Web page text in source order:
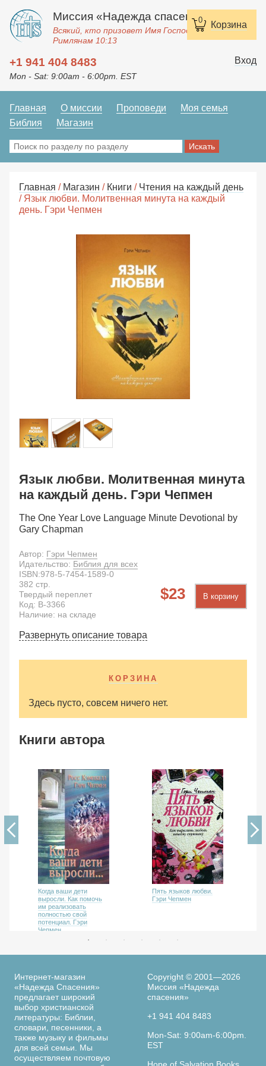
0 Корзина
Миссия «Надежда спасения»
Всякий, кто призовет Имя Господне, спасется.
Римлянам 10:13
+1 941 404 8483
Mon - Sat: 9:00am - 6:00pm. EST
Вход
Главная О миссии Проповеди
Моя семья
Библия
Магазин
Главная / Магазин / Книги / Чтения на каждый день
/ Язык любви. Молитвенная минута на каждый
день. Гэри Чепмен
Язык любви. Молитвенная минута
на каждый день. Гэри Чепмен
The One Year Love Language Minute Devotional by
Gary Chapman
Автор: Гэри Чепмен
Идательство: Библия для всех
23 В корзину
ISBN:978-5-7454-1589-0
382 стр.
Твердый переплет
Код: B-3366
Наличие: на складе
Развернуть описание товара
КОРЗИНА
Здесь пусто, совсем ничего нет.
Книги автора
Когда ваши дети
выросли. Как помочь
им реализовать
полностью свой
потенциал. Гэри
Чепмен
Пять языков любви.
Гэри Чепмен
Интернет-магазин
«Надежда Спасения»
предлагает широкий
выбор христианской
литературы: Библии,
словари, песенники, а
также музыку и фильмы
для всей семьи. Мы
осуществляем почтовую
Copyright © 2001—2026
Миссия «Надежда
спасения»
+1 941 404 8483
Mon-Sat: 9:00am-6:00pm.
EST